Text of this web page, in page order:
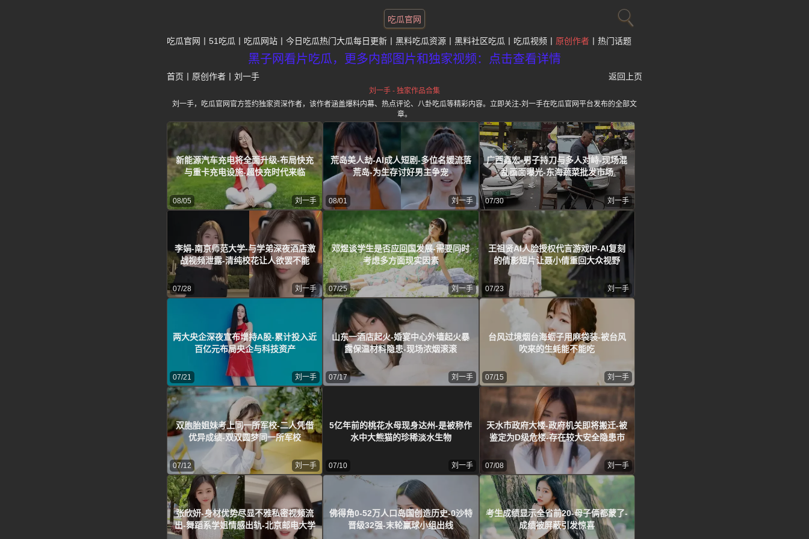
吃瓜官网
吃瓜官网 51吃瓜 吃瓜网站 今日吃瓜热门大瓜每日更新 黑料吃瓜资源 黑料社区吃瓜 吃瓜视频 原创作者 热门话题
黑子网看片吃瓜，更多内部图片和独家视频：点击查看详情
首页 原创作者 刘一手 返回上页
刘一手 - 独家作品合集
刘一手，吃瓜官网官方签约独家资深作者，该作者涵盖爆料内幕、热点评论、八卦吃瓜等精彩内容。立即关注-刘一手在吃瓜官网平台发布的全部文
章。
新能源汽车充电将全面升级-布局快充
与重卡充电设施-超快充时代来临
08/05 刘一手
荒岛美人劫-AI成人短剧-多位名媛流落
荒岛-为生存讨好男主争宠
08/01 刘一手
广西鑫宏-男子持刀与多人对峙-现场混
乱画面曝光-东海蔬菜批发市场
07/30 刘一手
李娟-南京师范大学-与学弟深夜酒店激
战视频泄露-清纯校花让人欲罢不能
07/28 刘一手
邓煜谈学生是否应回国发展-需要同时
考虑多方面现实因素
07/25 刘一手
王祖贤AI人脸授权代言游戏IP-AI复刻
的倩影短片让聂小倩重回大众视野
07/23 刘一手
两大央企深夜宣布增持A股-累计投入近
百亿元布局央企与科技资产
07/21 刘一手
山东一酒店起火-婚宴中心外墙起火暴
露保温材料隐患-现场浓烟滚滚
07/17 刘一手
台风过境烟台海蛎子用麻袋装-被台风
吹来的生蚝能不能吃
07/15 刘一手
双胞胎姐妹考上同一所军校-二人凭借
优异成绩-双双圆梦同一所军校
07/12 刘一手
5亿年前的桃花水母现身达州-是被称作
水中大熊猫的珍稀淡水生物
07/10 刘一手
天水市政府大楼-政府机关即将搬迁-被
鉴定为D级危楼-存在较大安全隐患市
07/08 刘一手
张欣妍-身材优势尽显不雅私密视频流
出-舞蹈系学姐情感出轨-北京邮电大学
佛得角0-52万人口岛国创造历史-0沙特
晋级32强-末轮赢球小组出线
考生成绩显示全省前20-母子俩都蒙了-
成绩被屏蔽引发惊喜